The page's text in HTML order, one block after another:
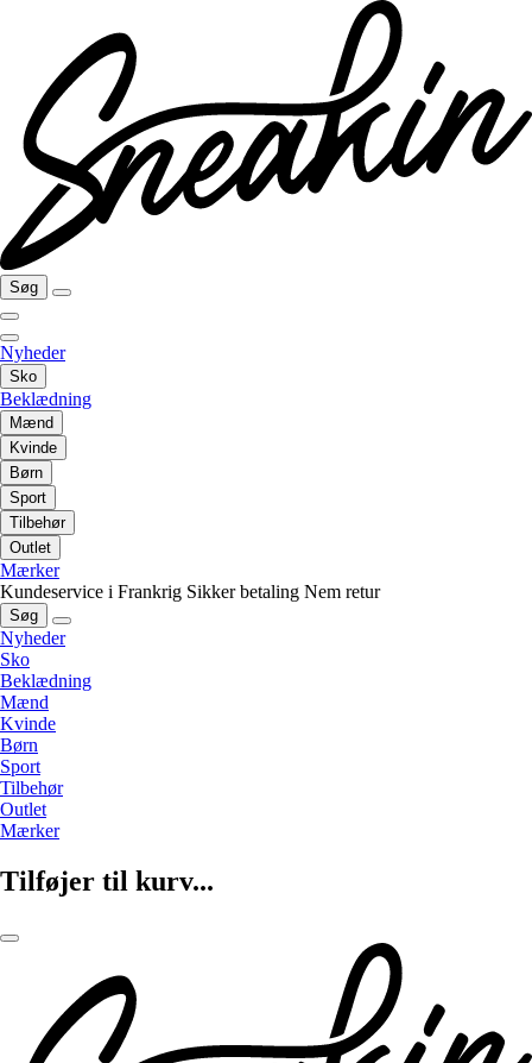
Søg
Nyheder
Sko
Beklædning
Mænd
Kvinde
Børn
Sport
Tilbehør
Outlet
Mærker
Kundeservice i Frankrig Sikker betaling Nem retur
Søg
Nyheder
Sko
Beklædning
Mænd
Kvinde
Børn
Sport
Tilbehør
Outlet
Mærker
Tilføjer til kurv...